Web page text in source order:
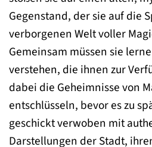
Gegenstand, der sie auf die
verborgenen Welt voller
Gemeinsam müssen sie
verstehen, die ihnen zur
dabei die Geheimnisse von
entschlüsseln, bevor es zu
geschickt verwoben mit
Darstellungen der Stadt,